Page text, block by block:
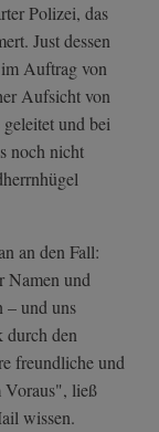
Polizei, das
Just dessen
Auftrag von
Aufsicht von
und bei
noch nicht
an den Fall:
Namen und
– und uns
durch den
freundliche und
Voraus", ließ
wissen.